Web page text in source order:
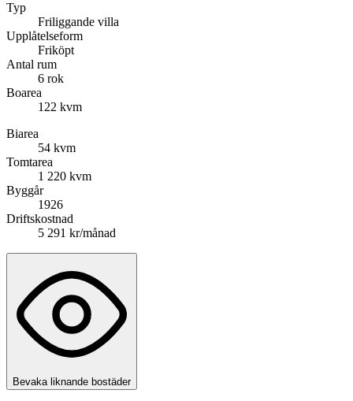
Typ
Friliggande villa
Upplåtelseform
Friköpt
Antal rum
6 rok
Boarea
122 kvm
Biarea
54 kvm
Tomtarea
1 220 kvm
Byggår
1926
Driftskostnad
5 291 kr/månad
Bevaka liknande bostäder